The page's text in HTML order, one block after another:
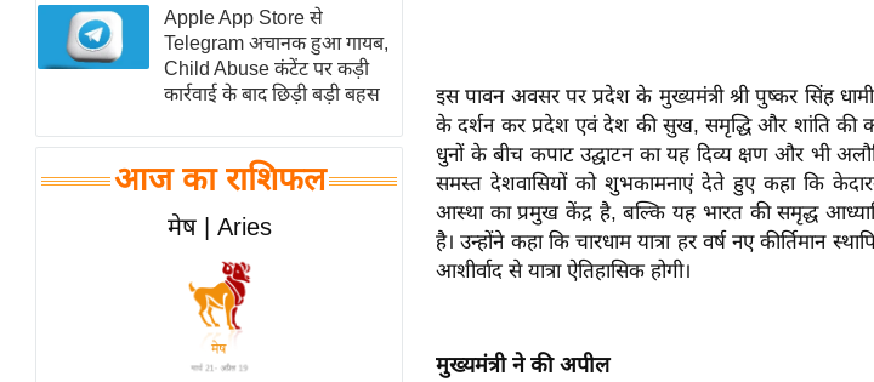
मातृभूमि
स्तंभ
आई.
चाय पर
समीक्षा
Apple App Store से
Telegram अचानक हुआ गायब,
Child Abuse कंटेंट पर कड़ी
कार्रवाई के बाद छिड़ी बड़ी बहस
आज का राशिफल
मेष | Aries
इस पावन अवसर पर प्रदेश के मुख्यमंत्री श्री पुष्कर सिंह
के दर्शन कर प्रदेश एवं देश की सुख, समृद्धि और शांति की
धुनों के बीच कपाट उद्घाटन का यह दिव्य क्षण और भी
समस्त देशवासियों को शुभकामनाएं देते हुए कहा कि
आस्था का प्रमुख केंद्र है, बल्कि यह भारत की समृद्ध
है। उन्होंने कहा कि चारधाम यात्रा हर वर्ष नए कीर्तिमान
आशीर्वाद से यात्रा ऐतिहासिक होगी।
मुख्यमंत्री ने की अपील